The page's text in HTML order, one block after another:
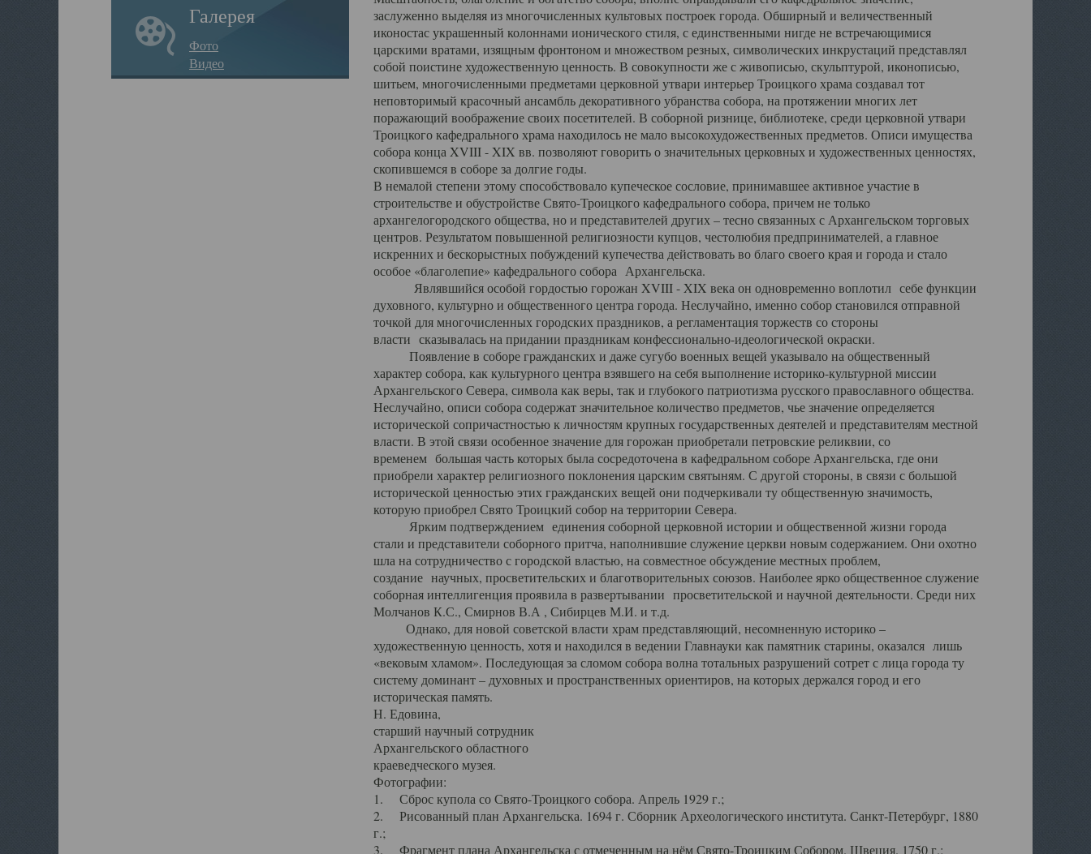
Галерея
Фото
Видео
заслуженно выделяя из многочисленных культовых построек города. Обширный и величественный
иконостас украшенный колоннами ионического стиля, с единственными нигде не встречающимися
царскими вратами, изящным фронтоном и множеством резных, символических инкрустаций представлял
собой поистине художественную ценность. В совокупности же с живописью, скульптурой, иконописью,
шитьем, многочисленными предметами церковной утвари интерьер Троицкого храма создавал тот
неповторимый красочный ансамбль декоративного убранства собора, на протяжении многих лет
поражающий воображение своих посетителей. В соборной ризнице, библиотеке, среди церковной утвари
Троицкого кафедрального храма находилось не мало высокохудожественных предметов. Описи имущества
собора конца XVIII - XIX вв. позволяют говорить о значительных церковных и художественных ценностях,
скопившемся в соборе за долгие годы.
В немалой степени этому способствовало купеческое сословие, принимавшее активное участие в
строительстве и обустройстве Свято-Троицкого кафедрального собора, причем не только
архангелогородского общества, но и представителей других – тесно связанных с Архангельском торговых
центров. Результатом повышенной религиозности купцов, честолюбия предпринимателей, а главное
искренних и бескорыстных побуждений купечества действовать во благо своего края и города и стало
особое «благолепие» кафедрального собора Архангельска.
Являвшийся особой гордостью горожан XVIII - XIX века он одновременно воплотил себе функции
духовного, культурно и общественного центра города. Неслучайно, именно собор становился отправной
точкой для многочисленных городских праздников, а регламентация торжеств со стороны
власти сказывалась на придании праздникам конфессионально-идеологической окраски.
Появление в соборе гражданских и даже сугубо военных вещей указывало на общественный
характер собора, как культурного центра взявшего на себя выполнение историко-культурной миссии
Архангельского Севера, символа как веры, так и глубокого патриотизма русского православного общества.
Неслучайно, описи собора содержат значительное количество предметов, чье значение определяется
исторической сопричастностью к личностям крупных государственных деятелей и представителям местной
власти. В этой связи особенное значение для горожан приобретали петровские реликвии, со
временем большая часть которых была сосредоточена в кафедральном соборе Архангельска, где они
приобрели характер религиозного поклонения царским святыням. С другой стороны, в связи с большой
исторической ценностью этих гражданских вещей они подчеркивали ту общественную значимость,
которую приобрел Свято Троицкий собор на территории Севера.
Ярким подтверждением единения соборной церковной истории и общественной жизни города
стали и представители соборного притча, наполнившие служение церкви новым содержанием. Они охотно
шла на сотрудничество с городской властью, на совместное обсуждение местных проблем,
создание научных, просветительских и благотворительных союзов. Наиболее ярко общественное служение
соборная интеллигенция проявила в развертывании просветительской и научной деятельности. Среди них
Молчанов К.С., Смирнов В.А , Сибирцев М.И. и т.д.
Однако, для новой советской власти храм представляющий, несомненную историко –
художественную ценность, хотя и находился в ведении Главнауки как памятник старины, оказался лишь
«вековым хламом». Последующая за сломом собора волна тотальных разрушений сотрет с лица города ту
систему доминант – духовных и пространственных ориентиров, на которых держался город и его
историческая память.
Н. Едовина,
старший научный сотрудник
Архангельского областного
краеведческого музея.
Фотографии:
1. Сброс купола со Свято-Троицкого собора. Апрель 1929 г.;
2. Рисованный план Архангельска. 1694 г. Сборник Археологического института. Санкт-Петербург, 1880
г.;
3. Фрагмент плана Архангельска с отмеченным на нём Свято-Троицким Собором. Швеция. 1750 г.;